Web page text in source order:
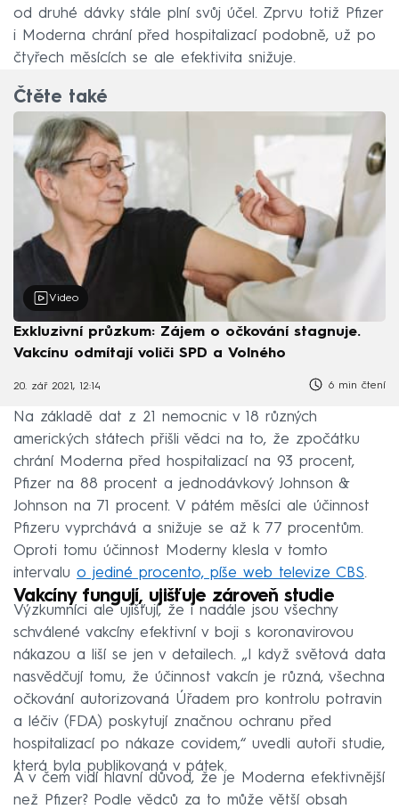
od druhé dávky stále plní svůj účel. Zprvu totiž Pfizer
i Moderna chrání před hospitalizací podobně, už po
čtyřech měsících se ale efektivita snižuje.
Čtěte také
Video
Exkluzivní průzkum: Zájem o očkování stagnuje.
Vakcínu odmítají voliči SPD a Volného
20. zář 2021, 12:14 6 min čtení
Na základě dat z 21 nemocnic v 18 různých
amerických státech přišli vědci na to, že zpočátku
chrání Moderna před hospitalizací na 93 procent,
Pfizer na 88 procent a jednodávkový Johnson &
Johnson na 71 procent. V pátém měsíci ale účinnost
Pfizeru vyprchává a snižuje se až k 77 procentům.
Oproti tomu účinnost Moderny klesla v tomto
intervalu o jediné procento, píše web televize CBS.
Vakcíny fungují, ujišťuje zároveň studie
Výzkumníci ale ujišťují, že i nadále jsou všechny
schválené vakcíny efektivní v boji s koronavirovou
nákazou a liší se jen v detailech. „I když světová data
nasvědčují tomu, že účinnost vakcín je různá, všechna
očkování autorizovaná Úřadem pro kontrolu potravin
a léčiv (FDA) poskytují značnou ochranu před
hospitalizací po nákaze covidem,“ uvedli autoři studie,
která byla publikovaná v pátek.
A v čem vidí hlavní důvod, že je Moderna efektivnější
než Pfizer? Podle vědců za to může větší obsah